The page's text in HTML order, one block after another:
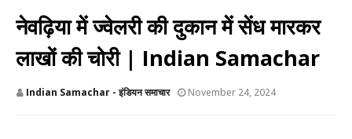
​नेवढ़िया में ज्वेलरी की दुकान में सेंध मारकर
लाखों की चोरी | Indian Samachar
Indian Samachar - इंडियन समाचार November 24, 2024